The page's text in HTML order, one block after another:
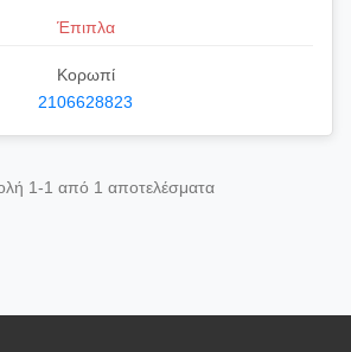
Έπιπλα
Κορωπί
2106628823
1-1 από 1 αποτελέσματα